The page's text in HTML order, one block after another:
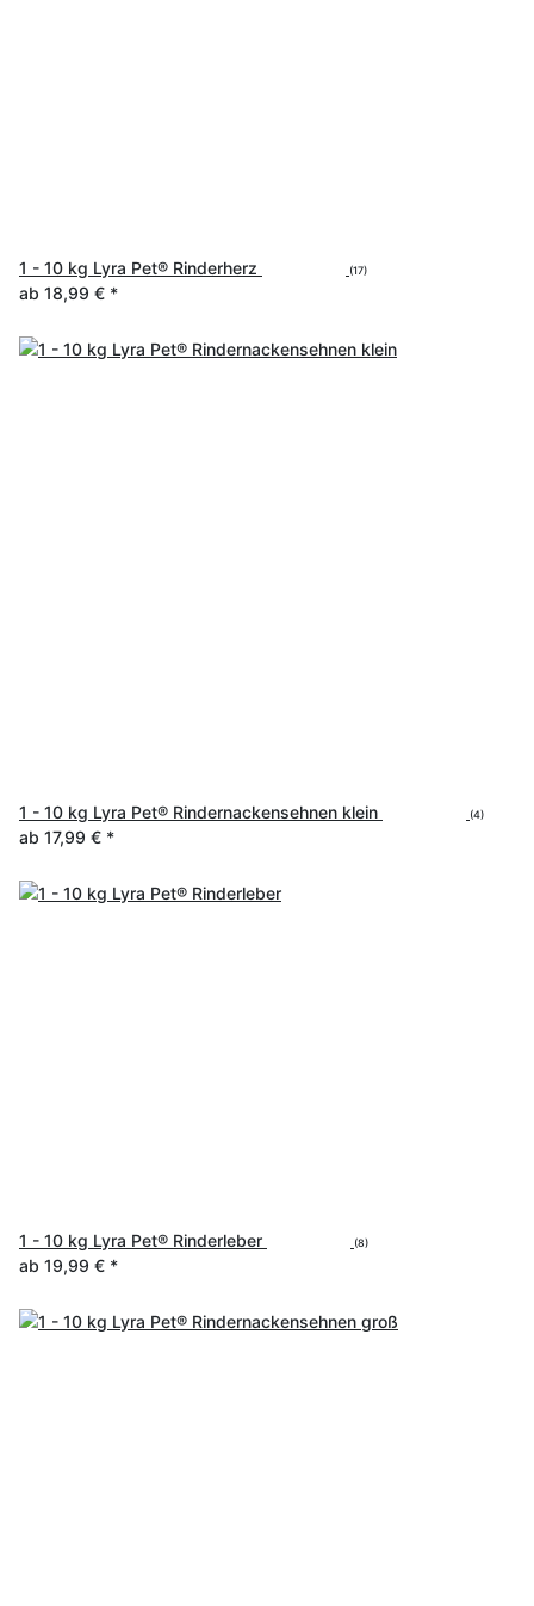
1 - 10 kg Lyra Pet® Rinderherz (17)
ab 18,99 € *
1 - 10 kg Lyra Pet® Rindernackensehnen klein (4)
ab 17,99 € *
1 - 10 kg Lyra Pet® Rinderleber (8)
ab 19,99 € *